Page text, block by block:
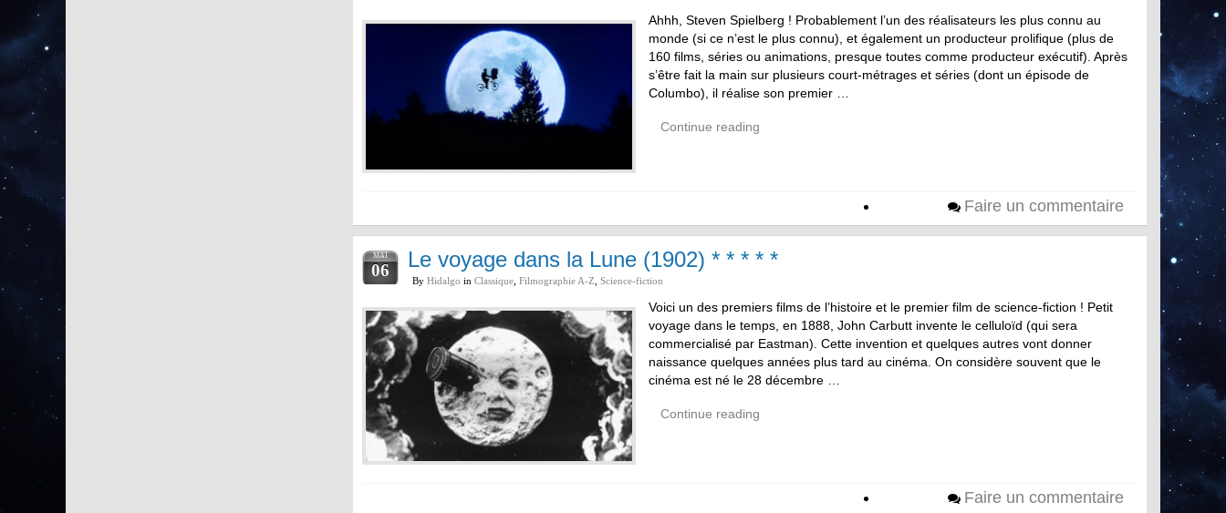
Ahhh, Steven Spielberg ! Probablement l’un des réalisateurs les plus connu au
monde (si ce n’est le plus connu), et également un producteur prolifique (plus de
160 films, séries ou animations, presque toutes comme producteur exécutif). Après
s’être fait la main sur plusieurs court-métrages et séries (dont un épisode de
Columbo), il réalise son premier …
Continue reading
Faire un commentaire
MAI
06 Le voyage dans la Lune (1902) * * * * *
By Hidalgo in Classique Filmographie A-Z Science-fiction
Voici un des premiers films de l’histoire et le premier film de science-fiction ! Petit
voyage dans le temps, en 1888, John Carbutt invente le celluloïd (qui sera
commercialisé par Eastman). Cette invention et quelques autres vont donner
naissance quelques années plus tard au cinéma. On considère souvent que le
cinéma est né le 28 décembre …
Continue reading
Faire un commentaire